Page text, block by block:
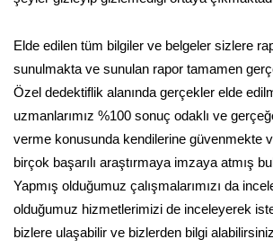
Elde edilen tüm bilgiler ve belgeler sizlere
sunulmakta ve sunulan rapor tamamen
Özel dedektiflik alanında gerçekler elde
uzmanlarımız %100 sonuç odaklı ve
verme konusunda kendilerine güvenmekte
birçok başarılı araştırmaya imzaya atmış
Yapmış olduğumuz çalışmalarımızı da
olduğumuz hizmetlerimizi de inceleyerek
bizlere ulaşabilir ve bizlerden bilgi